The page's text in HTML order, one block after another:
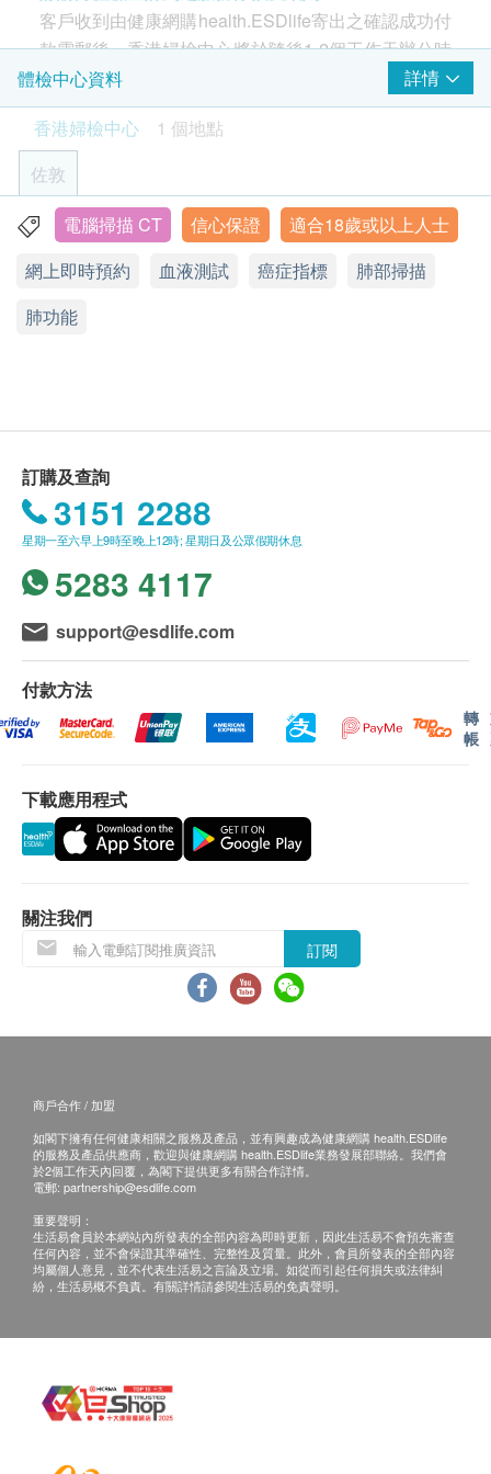
檢查前醫生諮詢
醫生講解報告
「CEA」和肺癌、乳癌、甲狀腺癌、胰臟癌、肝癌、胃癌、直
腸癌卵巢癌和膀胱癌相關的指標
HK$ 300.0
甲狀腺組合檢查
檢驗其數值水平，防止賀爾蒙失調以致頸部腫脹
HK$
靜態心電圖
心電圖是診斷冠心病最常用的檢查方法之一
HK$380.0
男士癌症指標
肺部 X 光
肺部檢查
HK$ 270.0
HK$380.0
癌抗原 15.3 (乳房)
380.0
前列腺特異抗原
「PSA」前列腺癌腫瘤,良性前列腺肥大、老年人和前列腺較大
HK$380.0
心臟健康血液測試
包括肌酸磷激酶、乳酸脫氫酶、同型半胱胺酸、脂蛋白(a)、
1,000.0
定期優質詳細健康檢查計劃, 有助保持健康! 由專業
醫護團隊提供一站式服務,更切合您的需要。
詳細肺部電腦掃描能準確檢測到初期、較細小的腫
瘤，能發現腫瘤和大致區分其良、惡性，準確率較
高。
高危人士如50歲以上、吸煙、經常吸二手煙或有家
族病史者應該每年進行一次低幅射量肺部掃描，減
低肺癌引致的死亡風險。當肺部影像與心臟或其他
組織重叠時，也可看得清楚，更能檢測到初期、小
至3毫米直徑的腫瘤,準確率較高。
遺症，肺部可能已受到隱藏性損傷，詳細肺部電腦
客戶收到由健康網購health.ESDlife寄出之確認成功付
款電郵後，香港婦檢中心將於隨後1-2個工作天辦公時
間內，致電客戶預約身體檢查的時間及地點。客戶亦
可在訂單確認後1個工作天致電該中心預約 (電話：
2155 4209)。
年齡
一般健康檢查計劃只適用於18歲或以上之人士 (過敏
測試適合5歲或以上人士)
有效期
本身體檢查計劃有效期為1年，客戶必須於1年內(由確
健康網購，以便我們為您做出相應的安排。
此項交易必須經醫生評估是否適合進行疫苗注射。如
醫生認為不適合注射疫苗，將取消此計劃的服務，全
數費用退回。
報告
進行健康檢查後，一般情況下，需大概7個工作天跟
(指定性傳染病檢查計劃的報告時間，請參考其產品頁
面)
親身領取：親身前往檢驗中心
醫生講解報告時間 (如適用) :
佐敦：星期一至六 9:00am-1:00pm
運費客人到付自理
備註
如果客戶已完成電話或面解服務,若再要求講解,需
另外收取$300解析報告費。
客戶若體檢後3個月內不提取報告，所有報告一律
作銷毀處理及不會存底，額外索取報告複印需付行
客人需自行承擔郵寄報告之風險。
撰寫醫生轉介信，將作額外收費$200。
如個別人士有特別醫療需求，香港婦檢會保留按情
體檢中心資料
詳情
香港婦檢中心
1 個地點
佐敦
九龍佐敦彌敦道363號恆成大廈3B室
顯示地圖
星期一至五︰9:00a.m. – 6:00p.m.
電腦掃描 CT 信心保證
適合18歲或以上人士
網上即時預約
血液測試 癌症指標
肺部掃描
肺功能
訂購及查詢
3151 2288
星期一至六早上9時至晚上12時; 星期日及公眾假期休息
5283 4117
support@esdlife.com
付款方法
轉
帳
下載應用程式
關注我們
訂閱
商戶合作 / 加盟
如閣下擁有任何健康相關之服務及產品，並有興趣成為健康網購 health.ESDlife
的服務及產品供應商，歡迎與健康網購 health.ESDlife業務發展部聯絡。我們會
於2個工作天內回覆，為閣下提供更多有關合作詳情。
電郵: partnership@esdlife.com
重要聲明：
生活易會員於本網站內所發表的全部內容為即時更新，因此生活易不會預先審查
任何內容，並不會保證其準確性、完整性及質量。此外，會員所發表的全部內容
均屬個人意見，並不代表生活易之言論及立場。如從而引起任何損失或法律糾
紛，生活易概不負責。有關詳情請參閱生活易的免責聲明。